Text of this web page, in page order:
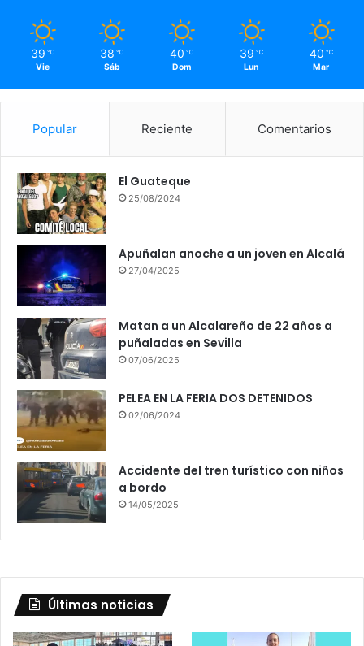
39 ℃
Vie
38 ℃
Sáb
40 ℃
Dom
39 ℃
Lun
40 ℃
Mar
Popular Reciente Comentarios
El Guateque
25/08/2024
Apuñalan anoche a un joven en Alcalá
27/04/2025
Matan a un Alcalareño de 22 años a
puñaladas en Sevilla
07/06/2025
PELEA EN LA FERIA DOS DETENIDOS
02/06/2024
Accidente del tren turístico con niños
a bordo
14/05/2025
Últimas noticias